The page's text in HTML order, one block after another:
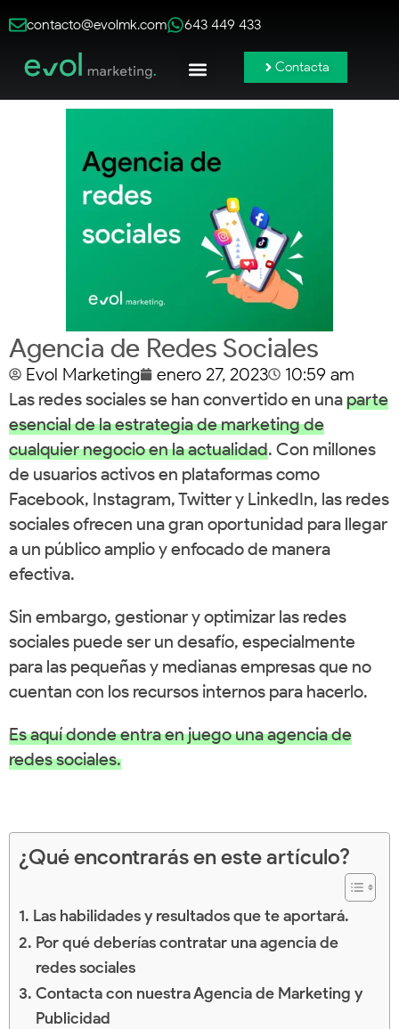
contacto@evolmk.com 643 449 433
Contacta
Agencia de Redes Sociales
Evol Marketing enero 27, 2023
10:59 am
Las redes sociales se han convertido en unaparte
esencial de la estrategia de marketing de
cualquier negocio en la actualidad. Con millones
de usuarios activos en plataformas como
Facebook, Instagram, Twitter y LinkedIn, las redes
sociales ofrecen una gran oportunidad para llegar
a un público amplio y enfocado de manera
efectiva.
Sin embargo, gestionar y optimizar las redes
sociales puede ser un desafío, especialmente
para las pequeñas y medianas empresas que no
cuentan con los recursos internos para hacerlo.
Es aquí donde entra en juego una agencia de
redes sociales.
¿Qué encontrarás en este artículo?
Las habilidades y resultados que te aportará.
Por qué deberías contratar una agencia de
redes sociales
Contacta con nuestra Agencia de Marketing y
Publicidad